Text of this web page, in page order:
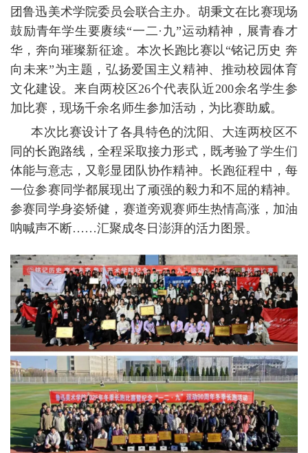
团鲁迅美术学院委员会联合主办。胡秉文在比赛现场
鼓励青年学生要赓续“一二·九”运动精神，展青春才
华，奔向璀璨新征途。本次长跑比赛以“铭记历史 奔
向未来”为主题，弘扬爱国主义精神、推动校园体育
文化建设。来自两校区26个代表队近200余名学生参
加比赛，现场千余名师生参加活动，为比赛助威。
本次比赛设计了各具特色的沈阳、大连两校区不
同的长跑路线，全程采取接力形式，既考验了学生们
体能与意志，又彰显团队协作精神。长跑征程中，每
一位参赛同学都展现出了顽强的毅力和不屈的精神。
参赛同学身姿矫健，赛道旁观赛师生热情高涨，加油
呐喊声不断……汇聚成冬日澎湃的活力图景。